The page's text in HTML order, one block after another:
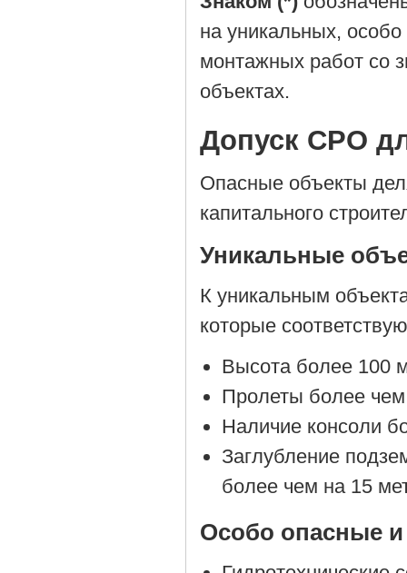
на уникальных,
монтажных работ со
объектах.
Допуск СРО
Опасные объекты
капитального
Уникальные
К уникальным
которые
Высота более 100
Пролеты более
Наличие консоли
Заглубление
более чем на 15
Особо опасные